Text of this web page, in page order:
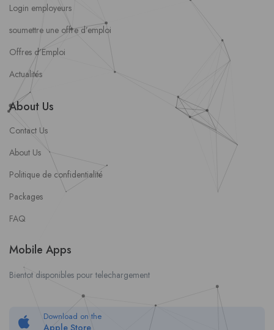
Login employeurs
soumettre une offre d’emploi
Offres d’Emploi
Actualités
About Us
Contact Us
About Us
Politique de confidentialité
Packages
FAQ
Mobile Apps
Bientot disponibles pour telechargement
Download on the